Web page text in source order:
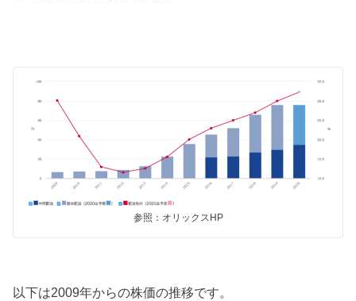
参照：オリックスHP
以下は2009年からの株価の推移です。